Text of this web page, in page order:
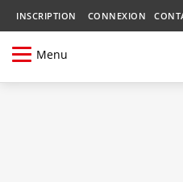
INSCRIPTION CONNEXION
Menu